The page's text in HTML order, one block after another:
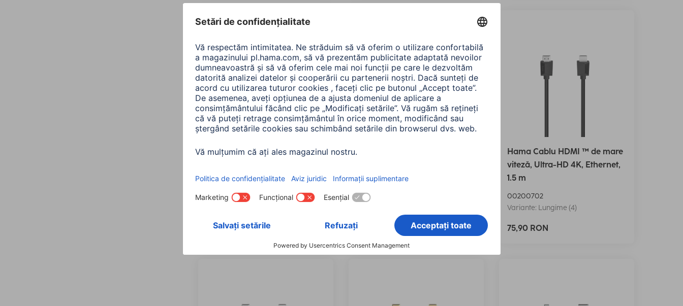
Hama Cablu HDMI ™ de mare
2 m
00200504
235,90 RON
00200700
150,90 RON
Hama Cablu HDMI ™ de mare
viteză, Ultra-HD 4K, Ethernet,
1.5 m
00200702
Variante: Lungime (4)
75,90 RON